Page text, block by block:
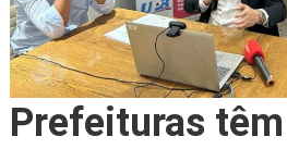
Prefeituras